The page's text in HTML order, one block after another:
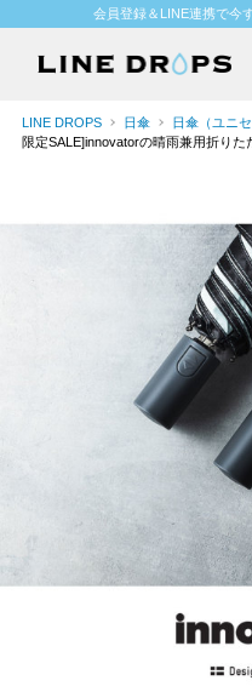
会員登録＆LINE連携で今
LINE DROPS 日傘 日傘（ユニ
限定SALE]innovatorの晴雨兼用折りた